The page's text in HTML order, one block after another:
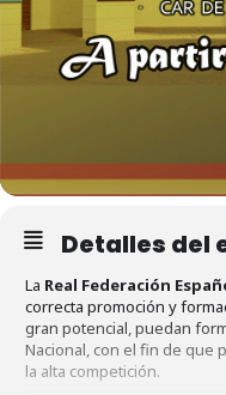
Detalles del
La Real Federación
correcta promoción y
gran potencial, puedan
Nacional, con el fin de
la alta competición.